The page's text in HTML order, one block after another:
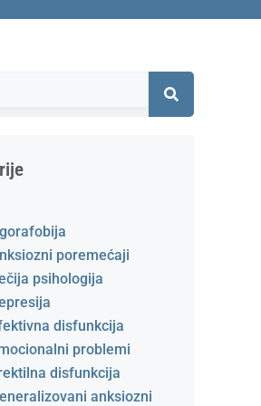
poremećaji
psihologija
disfunkcija
problemi
disfunkcija
anksiozni